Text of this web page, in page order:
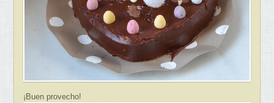
¡Buen provecho!